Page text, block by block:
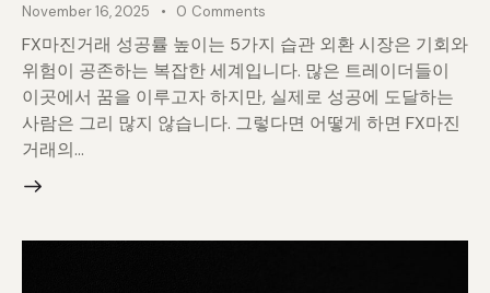
November 16, 2025 0 Comments
FX마진거래 성공률 높이는 5가지 습관 외환 시장은 기회와
위험이 공존하는 복잡한 세계입니다. 많은 트레이더들이
이곳에서 꿈을 이루고자 하지만, 실제로 성공에 도달하는
사람은 그리 많지 않습니다. 그렇다면 어떻게 하면 FX마진
거래의…